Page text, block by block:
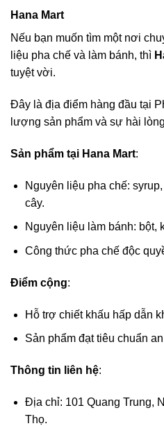
Hana Mart
Nếu bạn muốn tìm một nơi
liệu pha chế và làm bánh, thì
tuyệt vời.
Đây là địa điểm hàng đầu tại
lượng sản phẩm và sự hài
Sản phẩm tại Hana Mart:
Nguyên liệu pha chế:
cây.
Nguyên liệu làm bánh: bột,
Công thức pha chế độc
Điểm cộng:
Hỗ trợ chiết khấu hấp dẫn
Sản phẩm đạt tiêu chuẩn
Thông tin liên hệ:
Địa chỉ: 101 Quang Trung,
Thọ.